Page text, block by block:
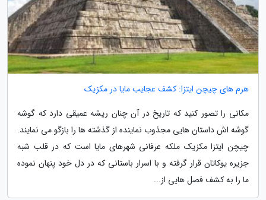
هرم های چیچن ایتزا: کشف عجایب مایا در مکزیک
مکانی را تصور کنید که تاریخ در آن چنان ریشه عمیقی دارد که گوشه
گوشه اش داستان هایی مجذوب نماینده از گذشته ها را بازگو می نمایند.
چیچن ایتزا مکزیک ملکه عرفانی شهرهای مایا است که در قلب شبه
جزیره یوکاتان قرار گرفته و با اسرار باستانی که در دل خود پنهان نموده
ما را به کشف فصل هایی از...